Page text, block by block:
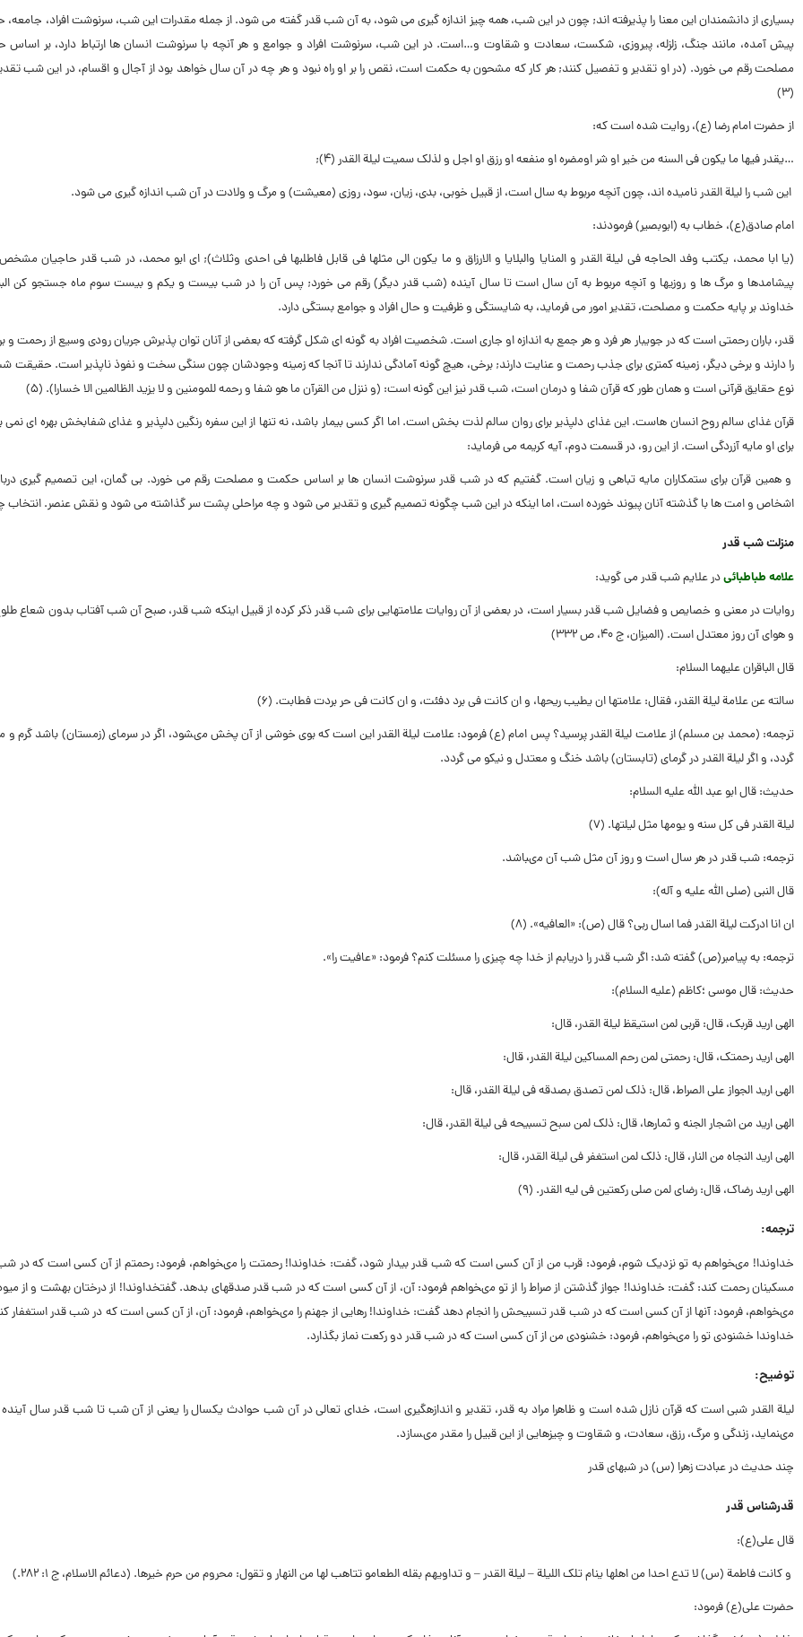
بسیارى از دانشمندان این معنا را پذیرفته اند; چون در این شب، همه چیز اندازه گیرى مى شود، به آن شب قدر گفته مى شود. از جمله مقدرات این شب، سرنوشت افراد،
پیش آمده، مانند جنگ، زلزله، پیروزى، شکست، سعادت و شقاوت و…است. در این شب، سرنوشت افراد و جوامع و هر آنچه با سرنوشت انسان ها ارتباط دارد، بر
مصلحت رقم مى خورد. (در او تقدیر و تفصیل کنند; هر کار که مشحون به حکمت است، نقص را بر او راه نبود و هر چه در آن سال خواهد بود از آجال و اقسام، در این شب
(۳)
از حضرت امام رضا (ع)، روایت شده است که:
…یقدر فیها ما یکون فى السنه من خیر او شر اومضره او منفعه او رزق او اجل و لذلک سمیت لیلة القدر (۴);
این شب را لیلة القدر نامیده اند، چون آنچه مربوط به سال است، از قبیل خوبى، بدى، زیان، سود، روزى (معیشت) و مرگ و ولادت در آن شب اندازه گیرى مى شود.
امام صادق(ع)، خطاب به (ابوبصیر) فرمودند:
(یا ابا محمد، یکتب وفد الحاجه فى لیلة القدر و المنایا والبلایا و الارزاق و ما یکون الى مثلها فى قابل فاطلبها فى احدى وثلاث); اى ابو محمد، در شب قدر حاجیان
پیشامدها و مرگ ها و روزیها و آنچه مربوط به آن سال است تا سال آینده (شب قدر دیگر) رقم مى خورد; پس آن را در شب بیست و یکم و بیست سوم ماه جستجو کن
خداوند بر پایه حکمت و مصلحت، تقدیر امور مى فرماید، به شایستگى و ظرفیت و حال افراد و جوامع بستگى دارد.
قدر، باران رحمتى است که در جویبار هر فرد و هر جمع به اندازه او جارى است. شخصیت افراد به گونه اى شکل گرفته که بعضى از آنان توان پذیرش جریان رودى وسیع از رحمت و
را دارند و برخى دیگر، زمینه کمترى براى جذب رحمت و عنایت دارند; برخى، هیچ گونه آمادگى ندارند تا آنجا که زمینه وجودشان چون سنگى سخت و نفوذ ناپذیر است. حقیقت
نوع حقایق قرآنى است و همان طور که قرآن شفا و درمان است، شب قدر نیز این گونه است: (و ننزل من القرآن ما هو شفا و رحمه للمومنین و لا یزید الظالمین الا خسارا). (۵)
قرآن غذاى سالم روح انسان هاست. این غذاى دلپذیر براى روان سالم لذت بخش است. اما اگر کسى بیمار باشد، نه تنها از این سفره رنگین دلپذیر و غذاى شفابخش بهره اى نمى
براى او مایه آزردگى است. از این رو، در قسمت دوم، آیه کریمه مى فرماید:
و همین قرآن براى ستمکاران مایه تباهى و زیان است. گفتیم که در شب قدر سرنوشت انسان ها بر اساس حکمت و مصلحت رقم مى خورد. بى گمان، این تصمیم گیرى
اشخاص و امت ها با گذشته آنان پیوند خورده است، اما اینکه در این شب چگونه تصمیم گیرى و تقدیر مى شود و چه مراحلى پشت سر گذاشته مى شود و نقش عنصر.
منزلت شب قدر
علامه طباطبائىدر علایم شب قدر مى ‏گوید:
روایات در معنى و خصایص و فضایل شب قدر بسیار است، در بعضى از آن روایات علامتهایى براى شب قدر ذکر کرده از قبیل اینکه شب قدر، صبح آن شب آفتاببدون شعاع
و هواى آن روز معتدل است. (المیزان، ج ۴۰، ص ۳۳۲)
قال الباقران علیهما السلام:
سالته عن علامة لیلة القدر، فقال: علامتها ان یطیب ریحها، و ان کانت فى برد دفئت، و ان کانت فى حر بردت فطابت. (۶)
ترجمه: (محمد بن مسلم) از علامت لیلة القدر پرسید؟ پس امام (ع) فرمود: علامت لیلة القدر این است که بوى خوشى از آن پخش مى‏شود، اگر در سرماى (زمستان) باشد گرم و
‏گردد، و اگر لیلة القدر در گرماى (تابستان) باشد خنگ و معتدل و نیکو مى ‏گردد.
حدیث: قال ابو عبد الله علیه السلام:
لیلة القدر فى کل سنه و یومها مثل لیلتها. (۷)
ترجمه: شب قدر در هر سال است و روز آن مثل شب آن مى‏باشد.
قال النبى (صلى الله علیه و آله):
ان انا ادرکت لیلة القدر فما اسال ربى؟ قال (ص): «العافیه‏». (۸)
ترجمه: به پیامبر(ص) گفته شد: اگر شب قدر را دریابم از خدا چه چیزى را مسئلت کنم؟ فرمود: «عافیت را».
حدیث: قال موسى ؛کاظم (علیه السلام):
الهى ارید قربک، قال: قربى لمن استیقظ لیلة القدر، قال:
الهى ارید رحمتک، قال: رحمتى لمن رحم المساکین لیلة القدر، قال:
الهى ارید الجواز على الصراط، قال: ذلک لمن تصدق بصدقه فى لیلة القدر، قال:
الهى ارید من اشجار الجنه و ثمارها، قال: ذلک لمن سبح تسبیحه فى لیلة القدر، قال:
الهى ارید النجاه من النار، قال: ذلک لمن استغفر فى لیلة القدر، قال:
الهى ارید رضاک، قال: رضاى لمن صلى رکعتین فى لیه القدر. (۹)
ترجمه:
خداوندا! مى‏خواهم به تو نزدیک شوم، فرمود: قرب من از آن کسى است که شب قدر بیدار شود، گفت: خداوندا! رحمتت را مى‏خواهم، فرمود: رحمتم از آن کسى است که در
مسکینان رحمت کند: گفت: خداوندا! جواز گذشتن از صراط را از تو مى‏خواهم فرمود: آن، از آن کسى است که در شب قدر صدقه‏اى بدهد. گفت‏خداوندا! از درختان بهشت و از
مى‏خواهم، فرمود: آنها از آن کسى است که در شب قدر تسبیحش را انجام دهد گفت: خداوندا! رهایى از جهنم را مى‏خواهم، فرمود: آن، از آن کسى است که در شب قدر استغفار
خداوندا خشنودى تو را مى‏خواهم، فرمود: خشنودى من از آن کسى است که در شب قدر دو رکعت نماز بگذارد.
توضیح:
لیلة القدر شبى است که قرآن نازل شده است و ظاهرا مراد به قدر، تقدیر و اندازه‏گیرى است، خداى تعالى در آن شب حوادث یکسال را یعنى از آن شب تا شب قدر سال آینده
مى‏نماید، زندگى و مرگ، رزق، سعادت، و شقاوت و چیزهایى از این قبیل را مقدر مى‏سازد.
چند حدیث در عبادت زهرا (س) در شبهاى قدر
قدرشناس قدر
قال على(ع):
و کانت فاطمة (س) لا تدع احدا من اهلها ینام تلک اللیلة – لیلة القدر – و تداویهم بقله الطعام‏و تتاهب لها من النهار و تقول: محروم من حرم خیرها. (دعائم الاسلام، ج ۱: ۲۸۲.)
حضرت على(ع) فرمود: